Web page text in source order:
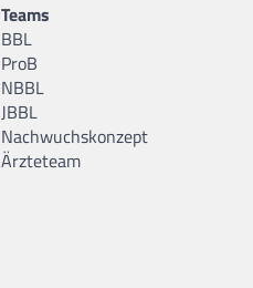
Teams
BBL
ProB
NBBL
JBBL
Nachwuchskonzept
Ärzteteam